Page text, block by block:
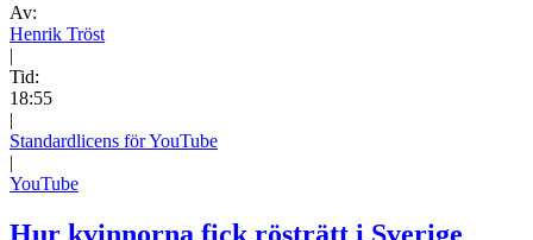
Av:
Henrik Tröst
|
Tid:
18:55
|
Standardlicens för YouTube
|
YouTube
Hur kvinnorna fick rösträtt i Sverige